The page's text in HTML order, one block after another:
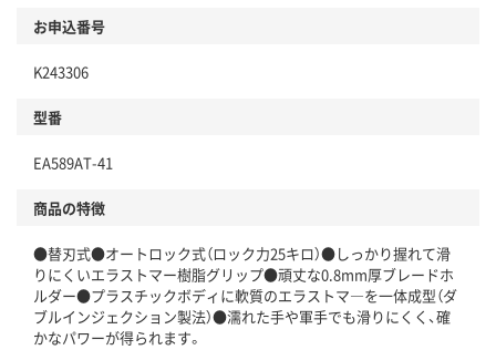
お申込番号
K243306
型番
EA589AT-41
商品の特徴
●替刃式●オートロック式（ロック力25キロ）●しっかり握れて滑
りにくいエラストマー樹脂グリップ●頑丈な0.8mm厚ブレードホ
ルダー●プラスチックボディに軟質のエラストマ―を一体成型（ダ
ブルインジェクション製法）●濡れた手や軍手でも滑りにくく、確
かなパワーが得られます。